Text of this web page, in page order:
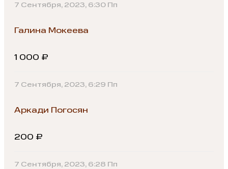
7 Сентября, 2023, 6:30 Пп
Галина Мокеева
1 000 ₽
7 Сентября, 2023, 6:29 Пп
Аркади Погосян
200 ₽
7 Сентября, 2023, 6:28 Пп